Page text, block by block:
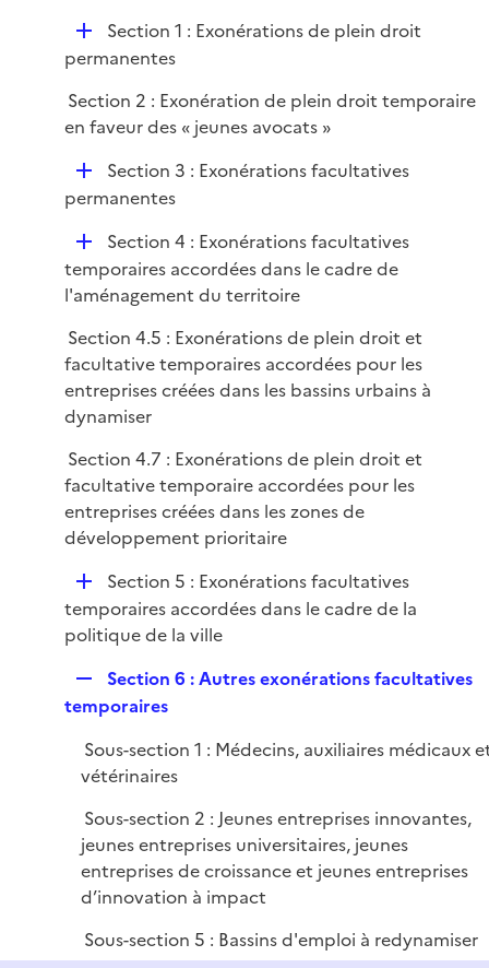
r
i
e
r
p
l
e
r
D
é
l
i
Section 1 : Exonérations de plein droit
permanentes
Section 2 : Exonération de plein droit temporaire
en faveur des « jeunes avocats »
D
é
i
e
r
Section 3 : Exonérations facultatives
permanentes
D
é
p
i
e
r
Section 4 : Exonérations facultatives
temporaires accordées dans le cadre de
l'aménagement du territoire
Section 4.5 : Exonérations de plein droit et
facultative temporaires accordées pour les
entreprises créées dans les bassins urbains à
dynamiser
Section 4.7 : Exonérations de plein droit et
facultative temporaire accordées pour les
entreprises créées dans les zones de
développement prioritaire
D
é
p
e
Section 5 : Exonérations facultatives
temporaires accordées dans le cadre de la
politique de la ville
e
l
i
Section 6 : Autres exonérations facultatives
temporaires
Sous-section 1 : Médecins, auxiliaires médicaux
vétérinaires
Sous-section 2 : Jeunes entreprises innovantes,
jeunes entreprises universitaires, jeunes
entreprises de croissance et jeunes entreprises
d’innovation à impact
Sous-section 5 : Bassins d'emploi à redynamiser